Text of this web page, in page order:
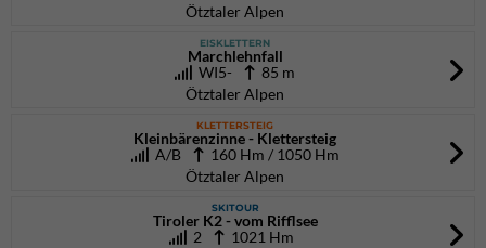
Ötztaler Alpen
EISKLETTERN
Marchlehnfall
WI5-
85 m
Ötztaler Alpen
KLETTERSTEIG
Kleinbärenzinne - Klettersteig
A/B 160 Hm / 1050 Hm
Ötztaler Alpen
SKITOUR
Tiroler K2 - vom Rifflsee
2
1021 Hm